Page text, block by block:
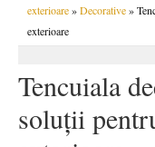
exterioare»Decorative»
exterioare
Tencuiala
soluții